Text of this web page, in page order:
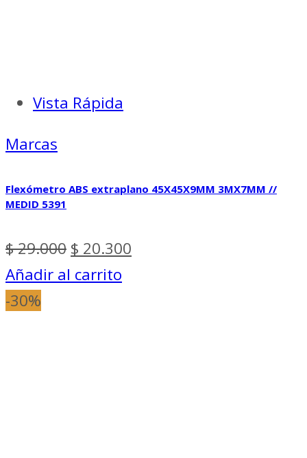
Vista Rápida
Marcas
Flexómetro ABS extraplano 45X45X9MM 3MX7MM //
MEDID 5391
$29.000 El
precio
$ 20.300
Añadir al carrito
-30%